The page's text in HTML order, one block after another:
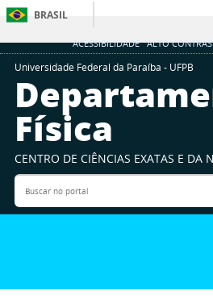
ACESSIBILIDADE ALTO
BRASIL
Universidade Federal da Paraíba - UFPB
Física
CENTRO DE CIÊNCIAS EXATAS E DA
Buscar no portal